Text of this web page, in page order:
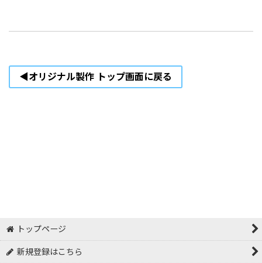
◀オリジナル製作 トップ画面に戻る
トップページ
新規登録はこちら